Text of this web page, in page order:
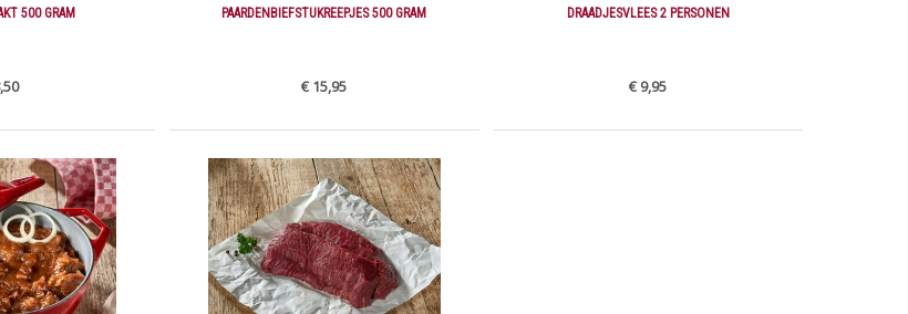
500 GRAM PAARDENBIEFSTUKREEPJES 500 GRAM
€ 15,95
DRAADJESVLEES 2 PERSONEN
€ 9,95